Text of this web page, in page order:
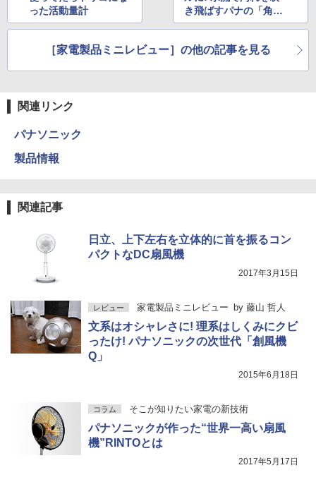
った活動量計
き飛ばすパナの「角栓
クリア」にやみつき
［家電製品ミニレビュー］の他の記事を見る
関連リンク
パナソニック
製品情報
関連記事
日立、上下左右を立体的に首を振るコン
パクトなDC扇風機
2017年3月15日
レビュー 家電製品ミニレビュー by 藤山 哲人
文系はオシャレさに! 理系はしくみにクビ
ったけ! パナソニックの次世代「創風機
Q」
2015年6月18日
コラム そこが知りたい家電の新技術
パナソニックが作った“世界一高い扇風
機”RINTOとは
2017年5月17日